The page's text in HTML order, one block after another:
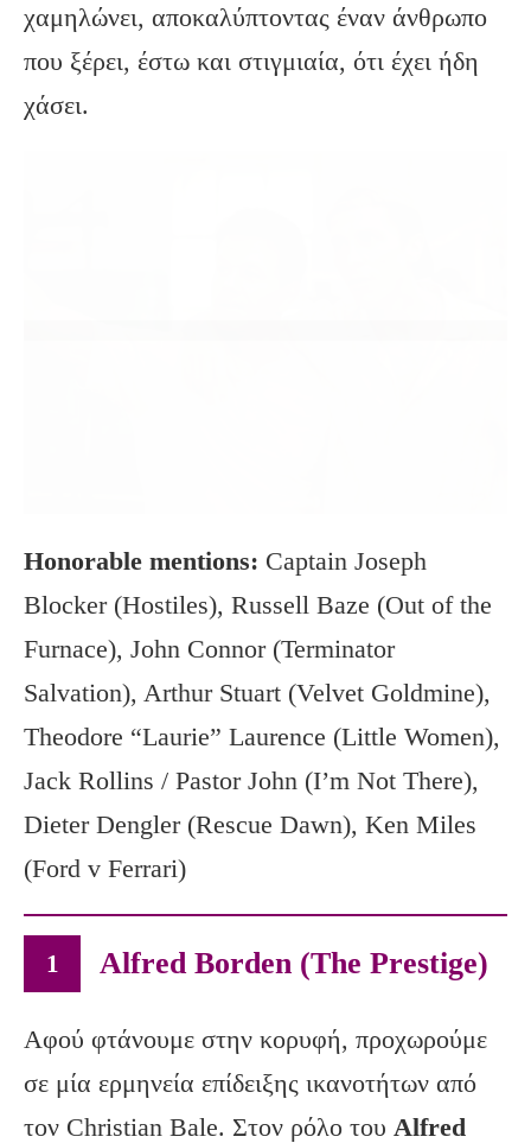
χαμηλώνει, αποκαλύπτοντας έναν άνθρωπο
που ξέρει, έστω και στιγμιαία, ότι έχει ήδη
χάσει.
Honorable mentions: Captain Joseph
Blocker (Hostiles), Russell Baze (Out of the
Furnace), John Connor (Terminator
Salvation), Arthur Stuart (Velvet Goldmine),
Theodore “Laurie” Laurence (Little Women),
Jack Rollins / Pastor John (I’m Not There),
Dieter Dengler (Rescue Dawn), Ken Miles
(Ford v Ferrari)
1 Alfred Borden (The Prestige)
Αφού φτάνουμε στην κορυφή, προχωρούμε
σε μία ερμηνεία επίδειξης ικανοτήτων από
τον Christian Bale. Στον ρόλο του Alfred